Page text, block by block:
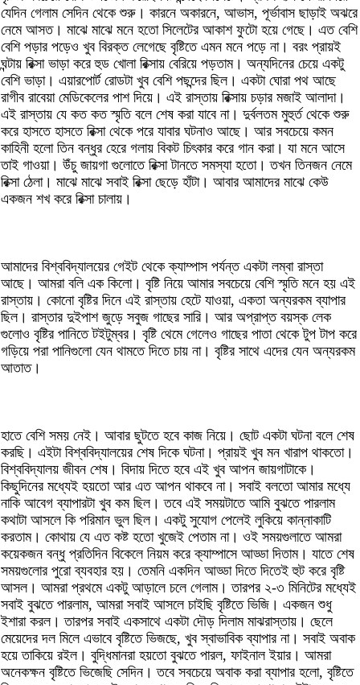
যেদিন গেলাম সেদিন থেকে শুরু। কারনে অকারনে, আভাস, পূর্ভাবাস ছাড়াই অঝরে
নেমে আসত। মাঝে মাঝে মনে হতো সিলেটের আকাশ ফুটো হয়ে গেছে। এত বেশি
বেশি পড়ার পড়েও খুব বিরক্ত লেগেছে বৃষ্টিতে এমন মনে পড়ে না। বরং প্রায়ই
ঘন্টায় রিক্সা ভাড়া করে হুড খোলা রিক্সায় বেরিয়ে পড়তাম। অন্যদিনের চেয়ে একটু
বেশি ভাড়া। এয়ারপোর্ট রোডটা খুব বেশি পছন্দের ছিল। একটা ঘোরা পথ আছে
রাগীব রাবেয়া মেডিকেলের পাশ দিয়ে। এই রাস্তায় রিক্সায় চড়ার মজাই আলাদা।
এই রাস্তায় যে কত কত স্মৃতি বলে শেষ করা যাবে না। দুর্বলতম মুহুর্ত থেকে শুরু
করে হাসতে হাসতে রিক্সা থেকে পরে যাবার ঘটনাও আছে। আর সবচেয়ে কমন
কাহিনী হলো তিন বন্ধুর হেরে গলায় বিকট চিৎকার করে গান করা। যা মনে আসে
তাই গাওয়া। উঁচু জায়গা গুলোতে রিক্সা টানতে সমস্যা হতো। তখন তিনজন নেমে
রিক্সা ঠেলা। মাঝে মাঝে সবাই রিক্সা ছেড়ে হাঁটা। আবার আমাদের মাঝে কেউ
একজন শখ করে রিক্সা চালায়।
আমাদের বিশ্ববিদ্যালয়ের গেইট থেকে ক্যাম্পাস পর্যন্ত একটা লম্বা রাস্তা
আছে। আমরা বলি এক কিলো। বৃষ্টি নিয়ে আমার সবচেয়ে বেশি স্মৃতি মনে হয় এই
রাস্তায়। কোনো বৃষ্টির দিনে এই রাস্তায় হেটে যাওয়া, একতা অন্যরকম ব্যাপার
ছিল। রাস্তার দুইপাশ জুড়ে সবুজ গাছের সারি। আর অপ্রাপ্ত বয়স্ক লেক
গুলোও বৃষ্টির পানিতে টইটুম্বর। বৃষ্টি থেমে গেলেও গাছের পাতা থেকে টুপ টাপ করে
গড়িয়ে পরা পানিগুলো যেন থামতে দিতে চায় না। বৃষ্টির সাথে এদের যেন অন্যরকম
আতাত।
হাতে বেশি সময় নেই। আবার ছুটতে হবে কাজ নিয়ে। ছোট একটা ঘটনা বলে শেষ
করছি। এইটা বিশ্ববিদ্যালয়ের শেষ দিকে ঘটনা। প্রায়ই খুব মন খারাপ থাকতো।
বিশ্ববিদ্যালয় জীবন শেষ। বিদায় দিতে হবে এই খুব আপন জায়গাটাকে।
কিছুদিনের মধ্যেই হয়তো আর এত আপন থাকবে না। সবাই বলতো আমার মধ্যে
নাকি আবেগ ব্যাপারটা খুব কম ছিল। তবে এই সময়টাতে আমি বুঝতে পারলাম
কথাটা আসলে কি পরিমান ভুল ছিল। একটু সুযোগ পেলেই লুকিয়ে কান্নাকাটি
করতাম। কোথায় যে এত কষ্ট হতো খুজেই পেতাম না। ওই সময়গুলাতে আমরা
কয়েকজন বন্ধু প্রতিদিন বিকেলে নিয়ম করে ক্যাম্পাসে আড্ডা দিতাম। যাতে শেষ
সময়গুলোর পুরো ব্যবহার হয়। তেমনি একদিন আড্ডা দিতে দিতেই হুট করে বৃষ্টি
আসল। আমরা প্রথমে একটু আড়ালে চলে গেলাম। তারপর ২-৩ মিনিটের মধ্যেই
সবাই বুঝতে পারলাম, আমরা সবাই আসলে চাইছি বৃষ্টিতে ভিজি। একজন শুধু
ইশারা করল। তারপর সবাই একসাথে একটা দৌড় দিলাম মাঝরাস্তায়। ছেলে
মেয়েদের দল মিলে এভাবে বৃষ্টিতে ভিজছে, খুব স্বাভাবিক ব্যাপার না। সবাই অবাক
হয়ে তাকিয়ে রইল। বুদ্ধিমানরা হয়তো বুঝতে পারল, ফাইনাল ইয়ার। আমরা
অনেকক্ষন বৃষ্টিতে ভিজেছি সেদিন। তবে সবচেয়ে অবাক করা ব্যাপার হলো, বৃষ্টিতে